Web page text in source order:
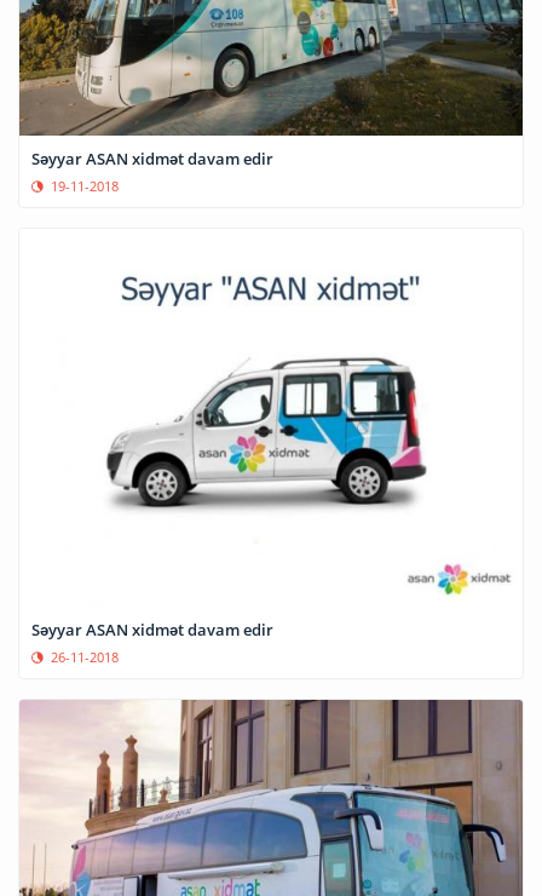
Səyyar ASAN xidmət davam edir
19-11-2018
Səyyar ASAN xidmət davam edir
26-11-2018